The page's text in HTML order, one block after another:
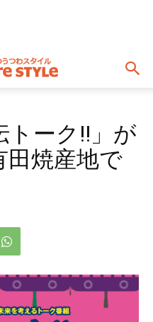
トーク!!」が
焼産地で